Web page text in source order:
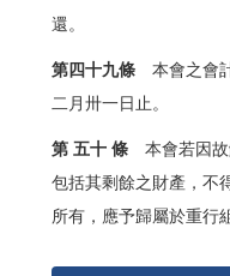
還。
第四十九條本會之會計
二月卅一日止。
第 五十 條本會若因故
包括其剩餘之財產，不
所有，應予歸屬於重行